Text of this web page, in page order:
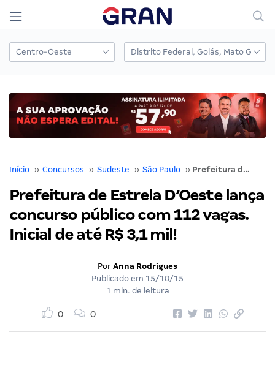
Início ›› Concursos ›› Sudeste ›› São Paulo ›› Prefeitura de Estrela D’Oeste lança concurso público com 112 vagas. Inicial de até R$ 3,1 mil!
Prefeitura de Estrela D’Oeste lança
concurso público com 112 vagas.
Inicial de até R$ 3,1 mil!
Por Anna Rodrigues
Publicado em 15/10/15
1 min. de leitura
0 0